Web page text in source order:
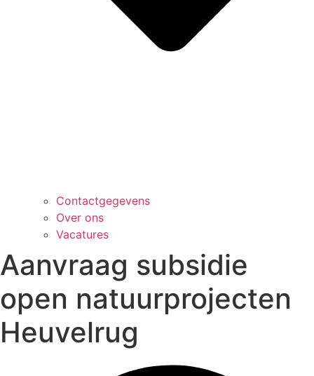
Contactgegevens
Over ons
Vacatures
Aanvraag subsidie
open natuurprojecten
Heuvelrug